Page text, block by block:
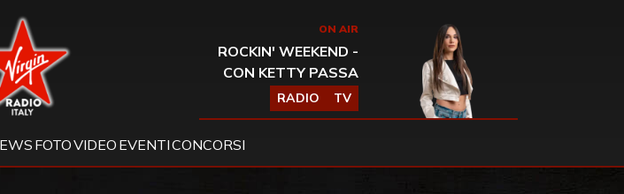
Virgin Radio ON AIR
ROCKIN' WEEKEND -
CON KETTY PASSA
RADIO TV
FOTOVIDEO EVENTICONCORSI